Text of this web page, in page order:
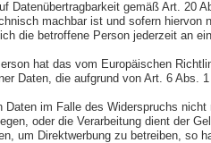
Datenübertragbarkeit gemäß Art.
machbar ist und sofern
die betroffene Person jederzeit an
hat das vom Europäischen
Daten, die aufgrund von Art. 6
im Falle des Widerspruchs
oder die Verarbeitung dient der
um Direktwerbung zu betreiben,